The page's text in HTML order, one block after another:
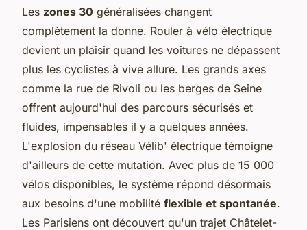
Les zones 30 généralisées changent
complètement la donne. Rouler à vélo électrique
devient un plaisir quand les voitures ne dépassent
plus les cyclistes à vive allure. Les grands axes
comme la rue de Rivoli ou les berges de Seine
offrent aujourd'hui des parcours sécurisés et
fluides, impensables il y a quelques années.
L'explosion du réseau Vélib' électrique témoigne
d'ailleurs de cette mutation. Avec plus de 15 000
vélos disponibles, le système répond désormais
aux besoins d'une mobilité flexible et spontanée.
Les Parisiens ont découvert qu'un trajet Châtelet-